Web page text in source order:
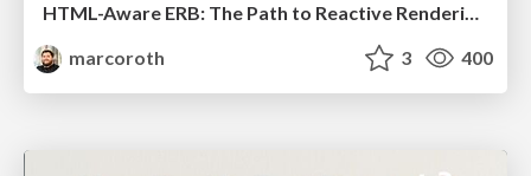
marcoroth
3 400